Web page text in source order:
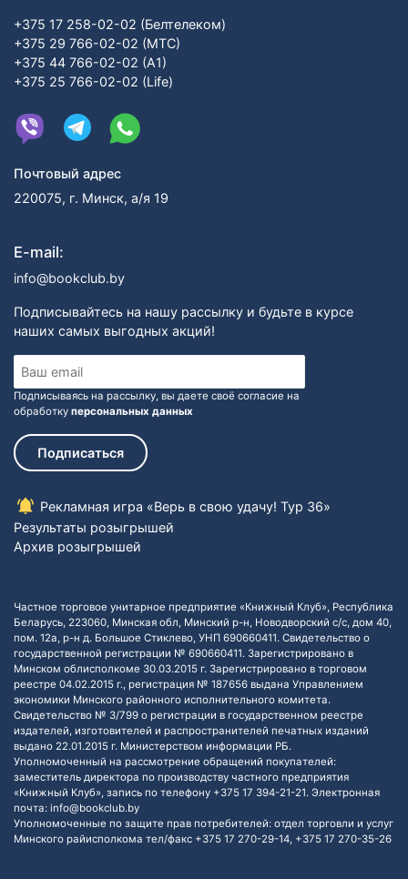
+375 17 258-02-02 (Белтелеком)
+375 29 766-02-02 (МТС)
+375 44 766-02-02 (А1)
+375 25 766-02-02 (Life)
Почтовый адрес
220075, г. Минск, а/я 19
E-mail:
info@bookclub.by
Подписывайтесь на нашу рассылку и будьте в курсе
наших самых выгодных акций!
Подписываясь на рассылку, вы даете своё согласие на
обработку персональных данных
Подписаться
Рекламная игра «Верь в свою удачу! Тур 36»
Результаты розыгрышей
Архив розыгрышей
Частное торговое унитарное предприятие «Книжный Клуб», Республика
Беларусь, 223060, Минская обл, Минский р-н, Новодворский с/с, дом 40,
пом. 12а, р-н д. Большое Стиклево, УНП 690660411. Свидетельство о
государственной регистрации № 690660411. Зарегистрировано в
Минском облисполкоме 30.03.2015 г. Зарегистрировано в торговом
реестре 04.02.2015 г., регистрация № 187656 выдана Управлением
экономики Минского районного исполнительного комитета.
Свидетельство № 3/799 о регистрации в государственном реестре
издателей, изготовителей и распространителей печатных изданий
выдано 22.01.2015 г. Министерством информации РБ.
Уполномоченный на рассмотрение обращений покупателей:
заместитель директора по производству частного предприятия
«Книжный Клуб», запись по телефону +375 17 394-21-21. Электронная
почта: info@bookclub.by
Уполномоченные по защите прав потребителей: отдел торговли и услуг
Минского райисполкома тел/факс +375 17 270-29-14, +375 17 270-35-26